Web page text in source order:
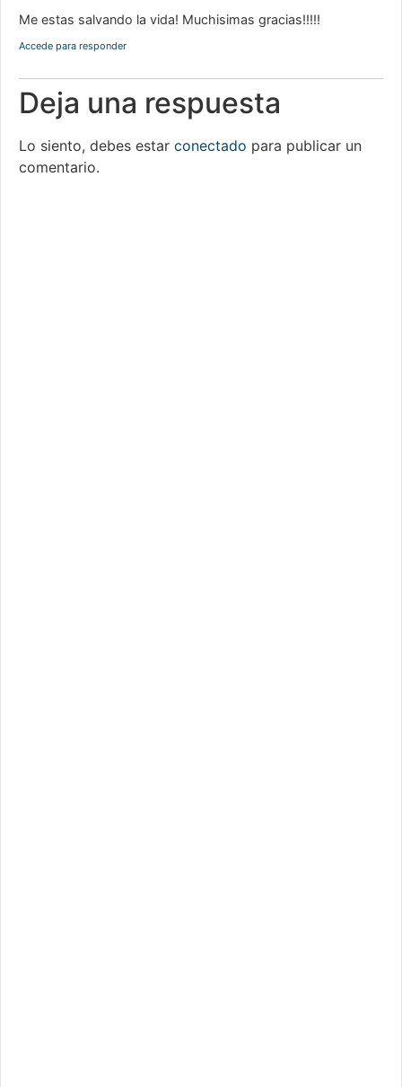
Me estas salvando la vida! Muchisimas gracias!!!!!
Accede para responder
Deja una respuesta
Lo siento, debes estar conectado para publicar un
comentario.